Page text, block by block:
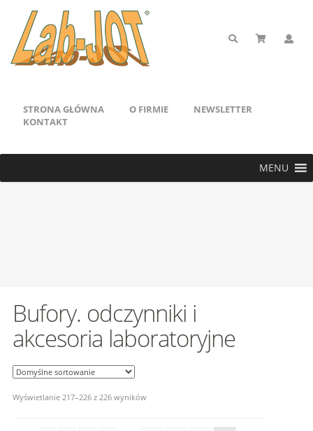
STRONA GŁÓWNA O FIRMIE
NEWSLETTER
KONTAKT
MENU
Bufory. odczynniki i
akcesoria laboratoryjne
Wyświetlanie 217–226 z 226 wyników